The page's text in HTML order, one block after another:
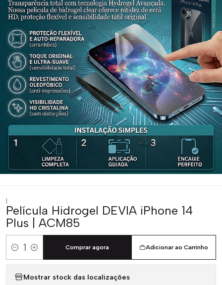
|
Película Hidrogel DEVIA iPhone 14
Plus | ACM85
Quantidade
Adicionar ao Carrinho
Comprar agora
Mostrar stock das localizações